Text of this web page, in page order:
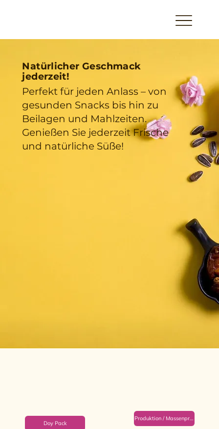
Natürlicher Geschmack
jederzeit!
Perfekt für jeden Anlass – von
gesunden Snacks bis hin zu
Beilagen und Mahlzeiten.
Genießen Sie jederzeit Frische
und natürliche Süße!
Doy Pack